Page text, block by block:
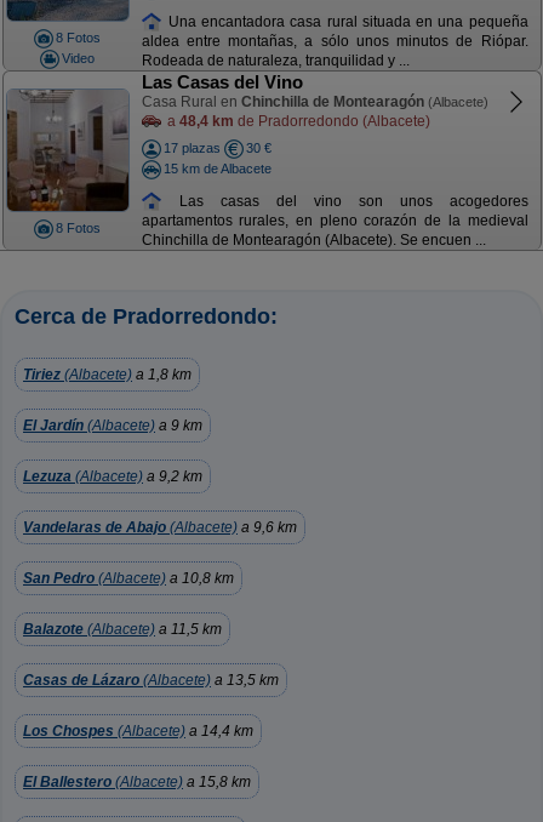
8 Fotos
Video
Una encantadora casa rural situada en una pequeña
aldea entre montañas, a sólo unos minutos de Riópar.
Rodeada de naturaleza, tranquilidad y ...
8 Fotos
Las Casas del Vino
Casa Rural en Chinchilla de Montearagón (Albacete)
a 48,4 km de Pradorredondo (Albacete)
17 plazas
30 €
15 km de Albacete
Las casas del vino son unos acogedores
apartamentos rurales, en pleno corazón de la medieval
Chinchilla de Montearagón (Albacete). Se encuen ...
Cerca de Pradorredondo:
Tiriez (Albacete) a 1,8 km
El Jardín (Albacete) a 9 km
Lezuza (Albacete) a 9,2 km
Vandelaras de Abajo (Albacete) a 9,6 km
San Pedro (Albacete) a 10,8 km
Balazote (Albacete) a 11,5 km
Casas de Lázaro (Albacete) a 13,5 km
Los Chospes (Albacete) a 14,4 km
El Ballestero (Albacete) a 15,8 km